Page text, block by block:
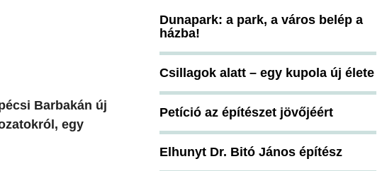
Barbakán új
egy
Dunapark: a park, a város belép a
házba!
Csillagok alatt – egy kupola új élete
Petíció az építészet jövőjéért
Elhunyt Dr. Bitó János építész